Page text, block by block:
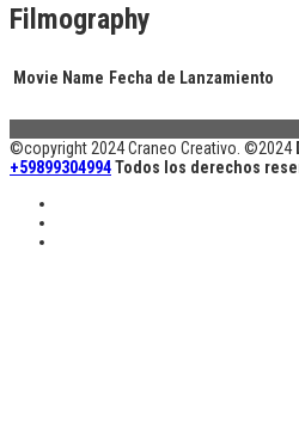
Filmography
Movie Name Fecha de Lanzamiento
©copyright 2024 Craneo Creativo. ©2024
+59899304994Todos los derechos